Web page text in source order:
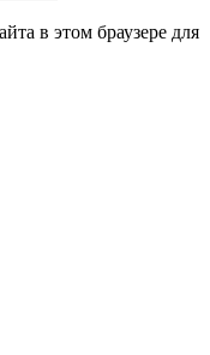
в этом браузере для